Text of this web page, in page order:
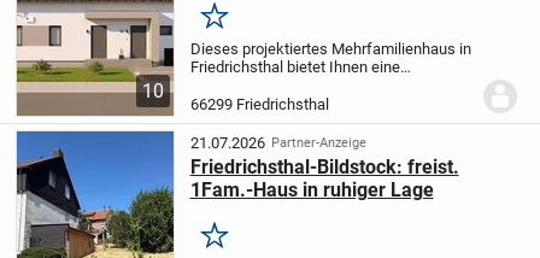
10
Merken
Dieses projektiertes Mehrfamilienhaus in
Friedrichsthal bietet Ihnen eine
m² großen Grundstück in einem
attraktiven Wohngebiet. Mit 8 Zimmern
auf zwei Etagen...
66299 Friedrichsthal
21.07.2026 Partner-Anzeige
Friedrichsthal-Bildstock: freist.
1Fam.-Haus in ruhiger Lage
Merken